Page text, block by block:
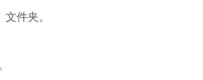
件夹。